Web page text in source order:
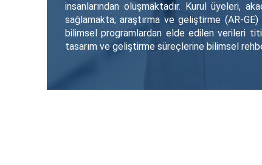
insanlarından oluşmaktadır. Kurul üyeleri,
sağlamakta; araştırma ve geliştirme (AR-
bilimsel programlardan elde edilen verileri
tasarım ve geliştirme süreçlerine bilimsel